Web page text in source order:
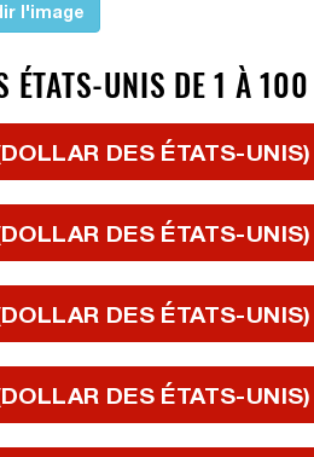
l'image
ÉTATS-UNIS DE 1 À
DES ÉTATS-UNIS)
DES ÉTATS-UNIS)
DES ÉTATS-UNIS)
DES ÉTATS-UNIS)